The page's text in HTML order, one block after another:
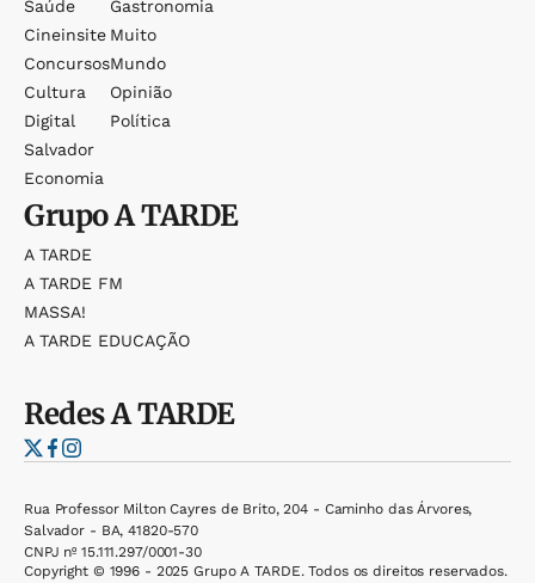
Saúde
Cineinsite
Concursos
Cultura
Digital
Salvador
Economia
Gastronomia
Muito
Mundo
Opinião
Política
GrupoA TARDE
A TARDE
A TARDE FM
MASSA!
A TARDE EDUCAÇÃO
RedesA TARDE
Rua Professor Milton Cayres de Brito, 204 - Caminho das Árvores,
Salvador - BA, 41820-570
CNPJ nº 15.111.297/0001-30
Copyright © 1996 - 2025 Grupo A TARDE. Todos os direitos reservados.